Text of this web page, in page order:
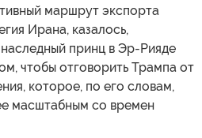
маршрут экспорта
Ирана, казалось,
наследный принц в Эр-Рияде
чтобы отговорить Трампа от
которое, по его словам,
масштабным со времен